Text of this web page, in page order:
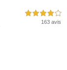
4,0 étoiles sur 5
163 avis